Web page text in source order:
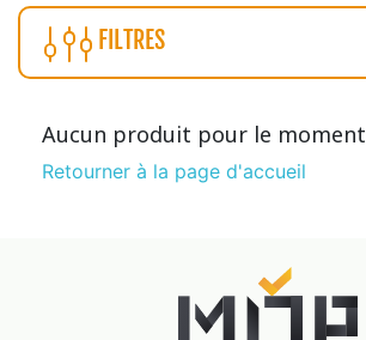
FILTRES
Aucun produit pour le moment
Retourner à la page d'accueil